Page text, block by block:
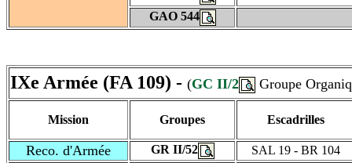
GAO 544
IXe Armée (FA 109) - (GC II/2 Groupe
Mission Groupes Escadrilles
Reco. d'Armée GR II/52 SAL 19 - BR 104